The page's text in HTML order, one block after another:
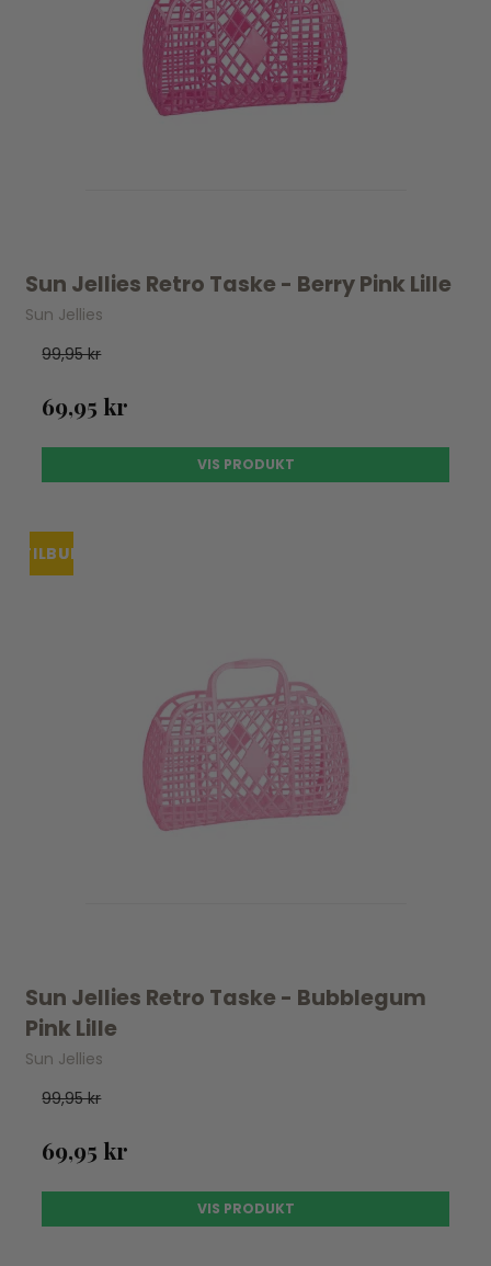
Sun Jellies Retro Taske - Berry Pink Lille
Sun Jellies
99,95 kr
69,95 kr
VIS PRODUKT
TILBUDUDSOLGT
Sun Jellies Retro Taske - Bubblegum
Pink Lille
Sun Jellies
99,95 kr
69,95 kr
VIS PRODUKT